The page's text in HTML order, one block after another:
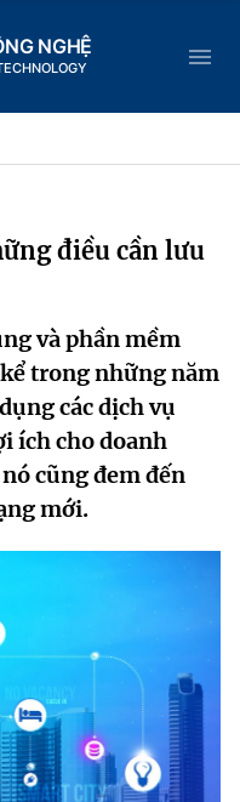
NGHỆ
VBQPPL
điều cần lưu
và phần mềm
trong những năm
các dịch vụ
ích cho doanh
cũng đem đến
mới.